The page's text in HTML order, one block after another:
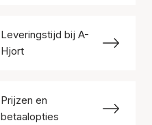
Leveringstijd bij A-
Hjort
Prijzen en
betaalopties